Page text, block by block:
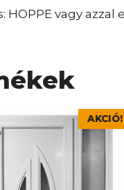
vagy azzal
AKCIÓ!